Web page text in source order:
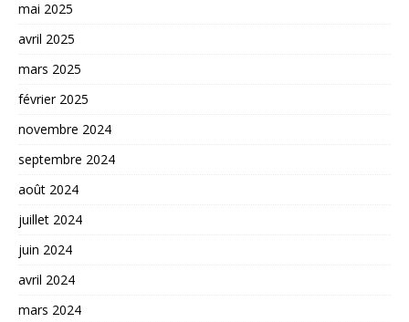
mai 2025
avril 2025
mars 2025
février 2025
novembre 2024
septembre 2024
août 2024
juillet 2024
juin 2024
avril 2024
mars 2024